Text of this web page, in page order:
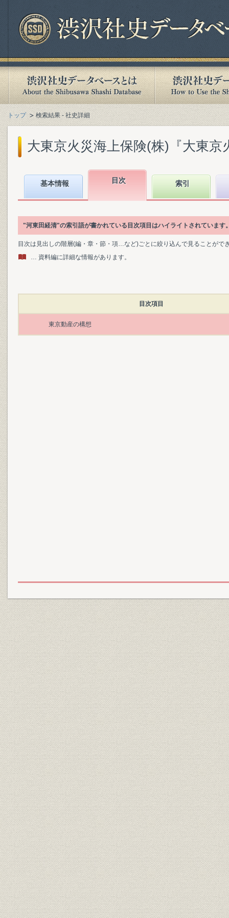
トップ 検索結果 - 社史詳細
大東京火災海上保険(株)『大東京
基本情報 目次 索引
"河東田経清"の索引語が書かれている目次項目はハイライトされています
目次は見出しの階層(編・章・節・項…など)ごとに絞り込んで見ることがで
… 資料編に詳細な情報があります。
目次項目
東京動産の構想